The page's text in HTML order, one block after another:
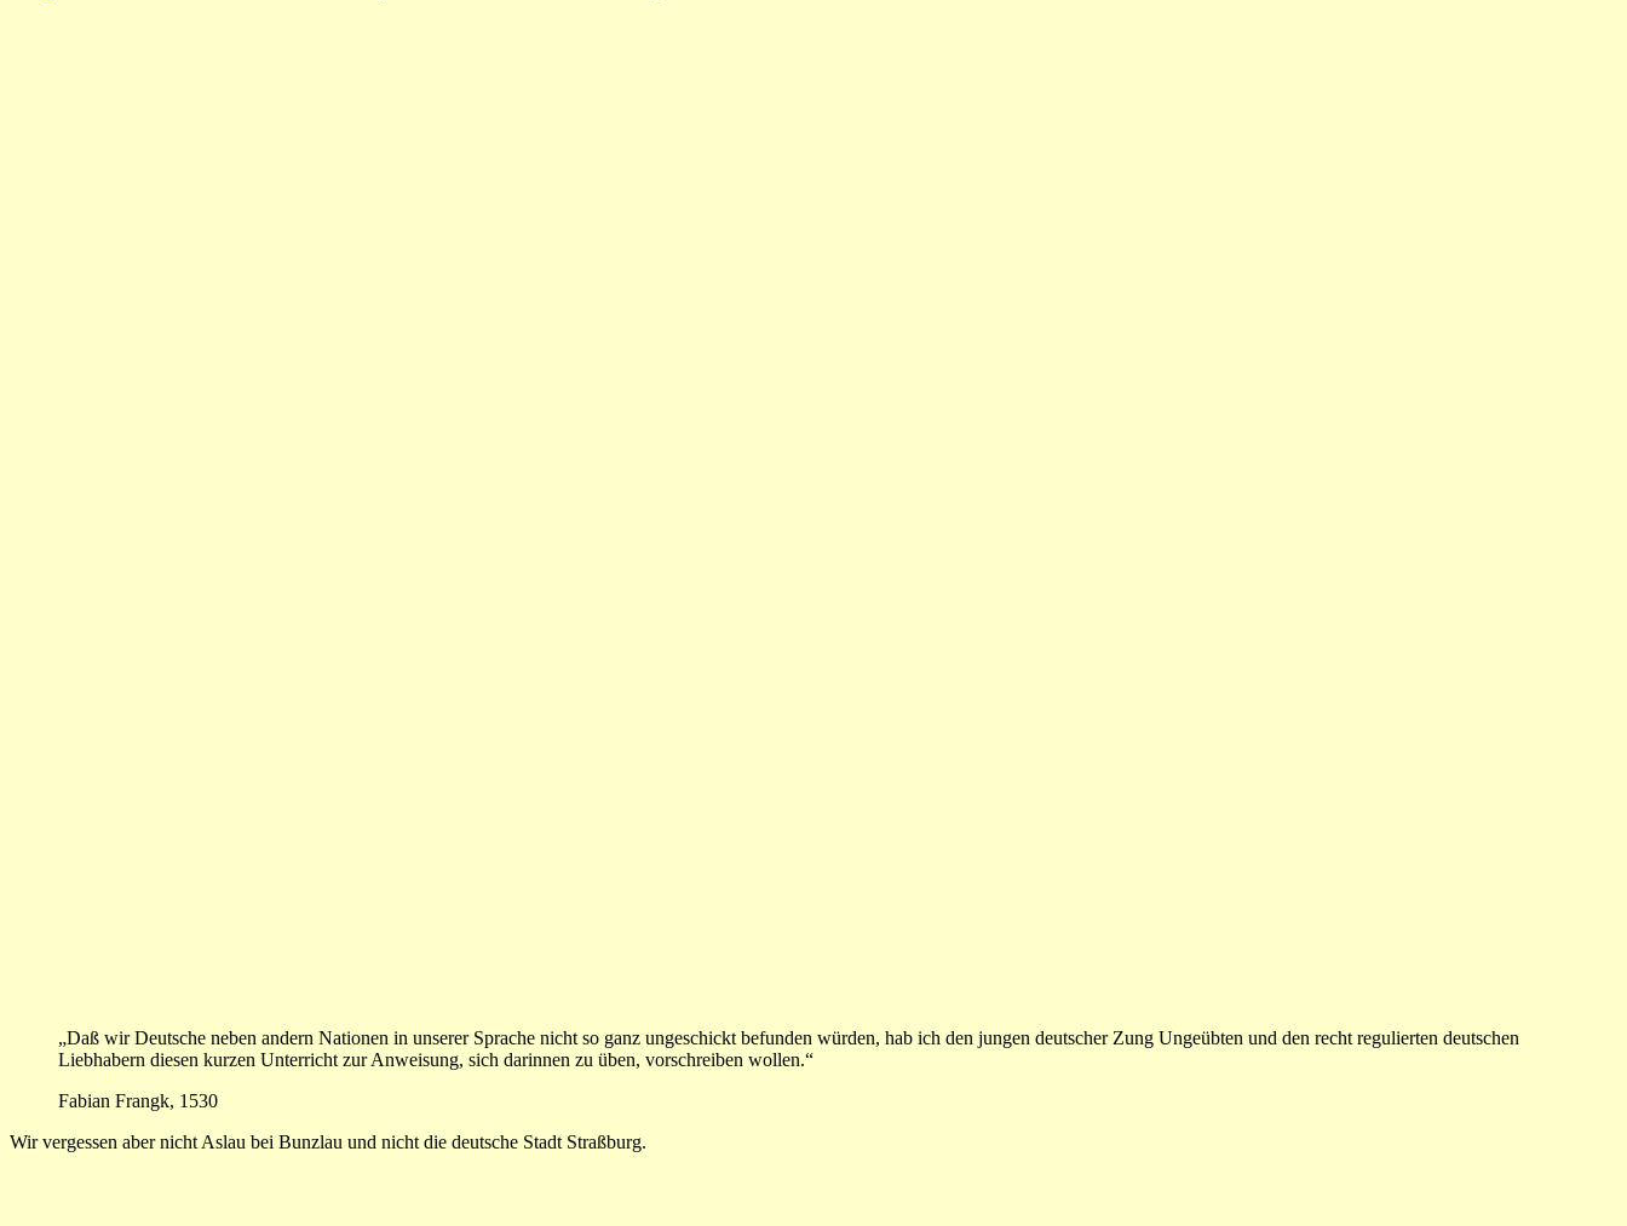
„Daß wir Deutsche neben andern Nationen in unserer Sprache nicht so ganz ungeschickt befunden würden, hab ich den jungen deutscher Zung Ungeübten und den recht regulierten deutschen
Liebhabern diesen kurzen Unterricht zur Anweisung, sich darinnen zu üben, vorschreiben wollen.“
Fabian Frangk, 1530
Wir vergessen aber nicht Aslau bei Bunzlau und nicht die deutsche Stadt Straßburg.